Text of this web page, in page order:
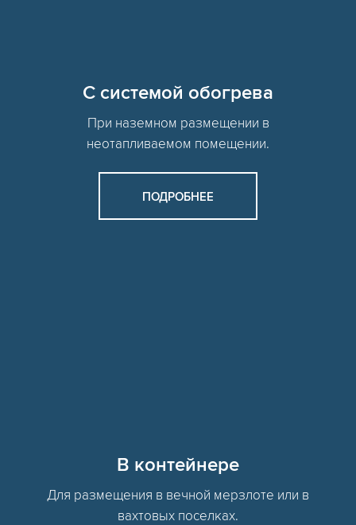
C системой обогрева
При наземном размещении в
неотапливаемом помещении.
ПОДРОБНЕЕ
В контейнере
Для размещения в вечной мерзлоте или в
вахтовых поселках.